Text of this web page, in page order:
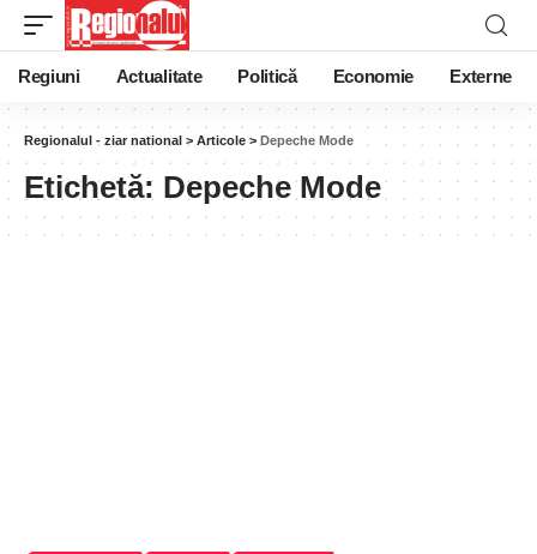
Regiuni Actualitate Politică Economie Externe
Regionalul - ziar national > Articole > Depeche Mode
Etichetă: Depeche Mode